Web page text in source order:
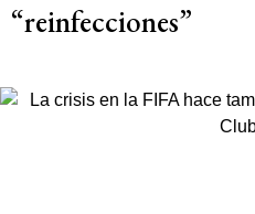
“reinfecciones”